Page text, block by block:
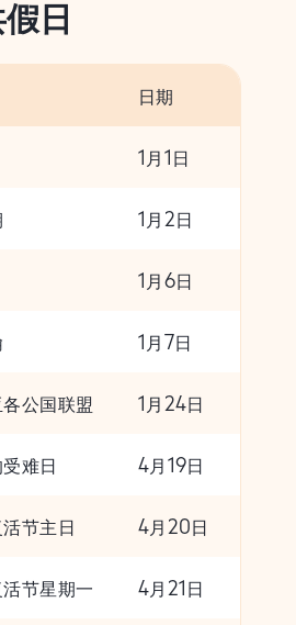
日
日期
1月1日
1月2日
1月6日
1月7日
公国联盟 1月24日
难日 4月19日
节主日 4月20日
节星期一 4月21日